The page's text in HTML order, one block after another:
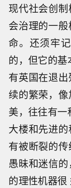
现代社会创
会治理的一
命。还须牢
的，但它的
有英国在退
续的繁荣，
美，往往有
大楼和先进
有被断裂的传
愚昧和迷信
的理性机器